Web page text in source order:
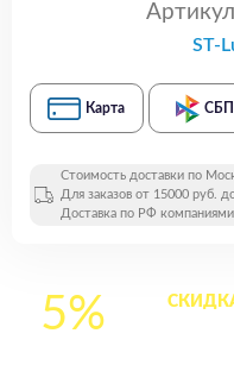
ST-
Карта СБП
Стоимость доставки по
Для заказов от 15000 руб.
Доставка по РФ
5%